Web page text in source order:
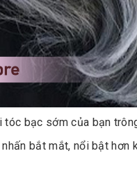
tóc bạc sớm của bạn
bắt mắt, nổi bật